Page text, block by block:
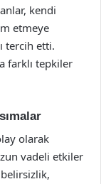
kendi
etmeye
tercih etti.
farklı tepkiler
olarak
vadeli etkiler
belirsizlik,